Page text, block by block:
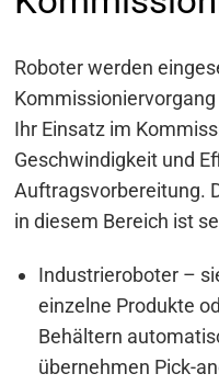
Roboter werden
Ihr Einsatz im
Geschwindigkeit und
Auftragsvorbereitung.
in diesem Bereich ist
Industrieroboter –
einzelne Produkte
Behältern
übernehmen Pick-